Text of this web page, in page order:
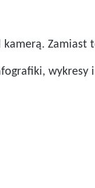
Zamiast
wykresy